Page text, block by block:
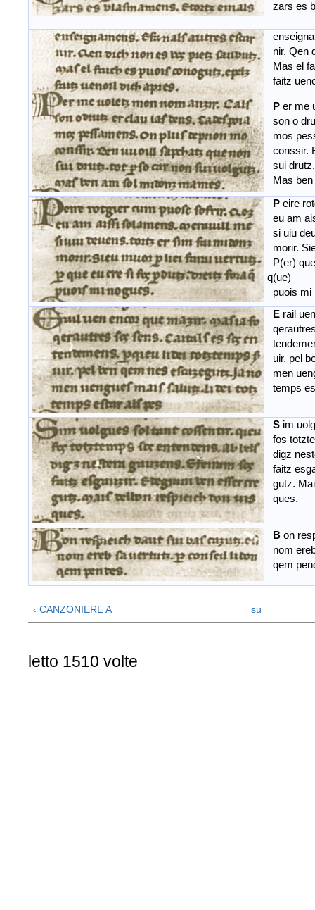
zars es
nir. Qen
Mas el
faitz
P er me
son o
mos
conssir.
sui
Mas
P eire
eu am
si uiu
morir.
P(er)
q(ue)
puois mi
E rail
uir. pel
men
temps
S im
fos
digz
faitz
gutz.
ques.
B on
nom
qem
‹ CANZONIERE A su
letto 1510 volte